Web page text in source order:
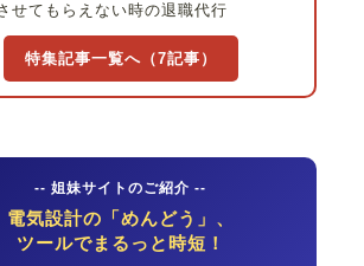
せてもらえない時の退職代行
特集記事一覧へ（7記事）
-- 姐妹サイトのご紹介 --
電気設計の「めんどう」、
ツールでまるっと時短！